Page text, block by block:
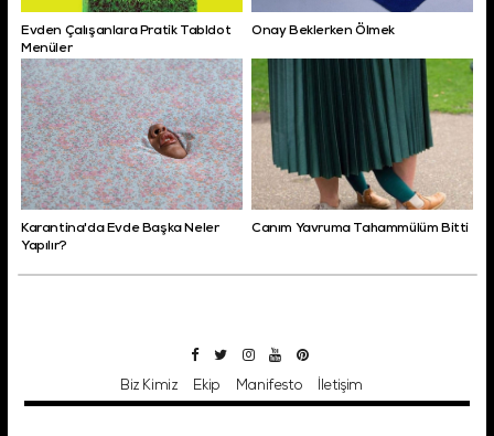
Evden Çalışanlara Pratik Tabldot
Menüler
Onay Beklerken Ölmek
Karantina'da Evde Başka Neler
Yapılır?
Canım Yavruma Tahammülüm Bitti
Biz Kimiz Ekip Manifesto İletişim